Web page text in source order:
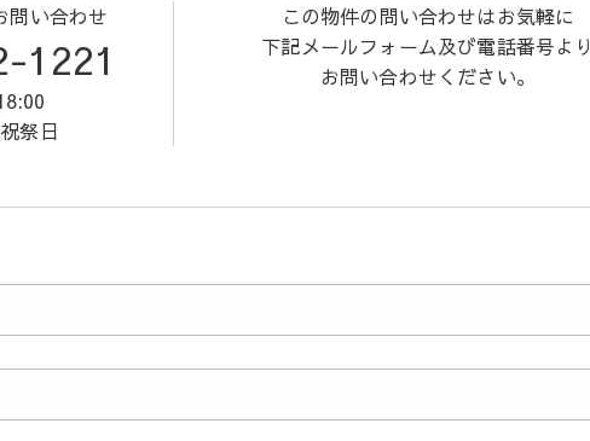
問い合わせ
1221
祭日
この物件の問い合わせはお気軽に
下記メールフォーム及び電話番号より
お問い合わせください。